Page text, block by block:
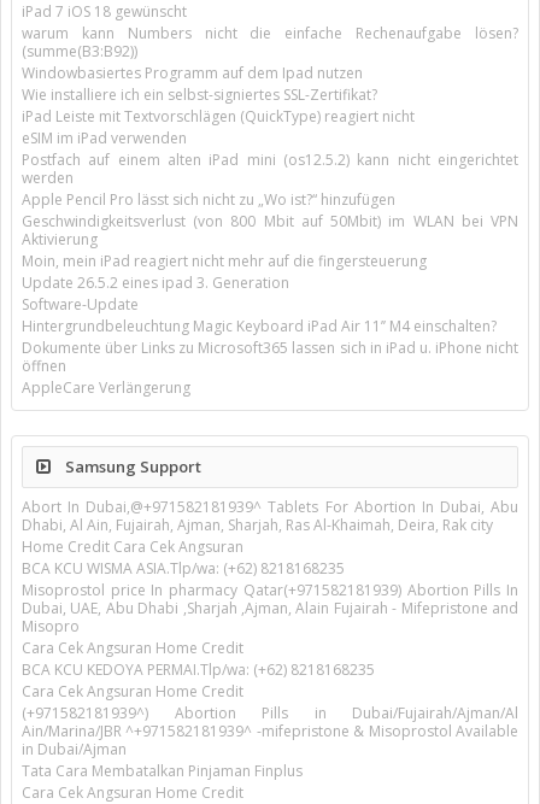
iPad 7 iOS 18 gewünscht
warum kann Numbers nicht die einfache Rechenaufgabe lösen?
(summe(B3:B92))
Windowbasiertes Programm auf dem Ipad nutzen
Wie installiere ich ein selbst-signiertes SSL-Zertifikat?
iPad Leiste mit Textvorschlägen (QuickType) reagiert nicht
eSIM im iPad verwenden
Postfach auf einem alten iPad mini (os12.5.2) kann nicht eingerichtet
werden
Apple Pencil Pro lässt sich nicht zu „Wo ist?“ hinzufügen
Geschwindigkeitsverlust (von 800 Mbit auf 50Mbit) im WLAN bei VPN
Aktivierung
Moin, mein iPad reagiert nicht mehr auf die fingersteuerung
Update 26.5.2 eines ipad 3. Generation
Software-Update
Hintergrundbeleuchtung Magic Keyboard iPad Air 11’’ M4 einschalten?
Dokumente über Links zu Microsoft365 lassen sich in iPad u. iPhone nicht
öffnen
AppleCare Verlängerung
Samsung Support
Abort In Dubai,@+971582181939^ Tablets For Abortion In Dubai, Abu
Dhabi, Al Ain, Fujairah, Ajman, Sharjah, Ras Al-Khaimah, Deira, Rak city
Home Credit Cara Cek Angsuran
BCA KCU WISMA ASIA.Tlp/wa: (+62) 8218168235
Misoprostol price In pharmacy Qatar(+971582181939) Abortion Pills In
Dubai, UAE, Abu Dhabi ,Sharjah ,Ajman, Alain Fujairah - Mifepristone and
Misopro
Cara Cek Angsuran Home Credit
BCA KCU KEDOYA PERMAI.Tlp/wa: (+62) 8218168235
Cara Cek Angsuran Home Credit
(+971582181939^) Abortion Pills in Dubai/Fujairah/Ajman/Al
Ain/Marina/JBR ^+971582181939^ -mifepristone & Misoprostol Available
in Dubai/Ajman
Tata Cara Membatalkan Pinjaman Finplus
Cara Cek Angsuran Home Credit